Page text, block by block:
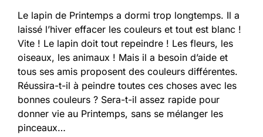
Le lapin de Printemps a dormi trop longtemps. Il a
laissé l’hiver effacer les couleurs et tout est blanc !
Vite ! Le lapin doit tout repeindre ! Les fleurs, les
oiseaux, les animaux ! Mais il a besoin d’aide et
tous ses amis proposent des couleurs différentes.
Réussira-t-il à peindre toutes ces choses avec les
bonnes couleurs ? Sera-t-il assez rapide pour
donner vie au Printemps, sans se mélanger les
pinceaux…